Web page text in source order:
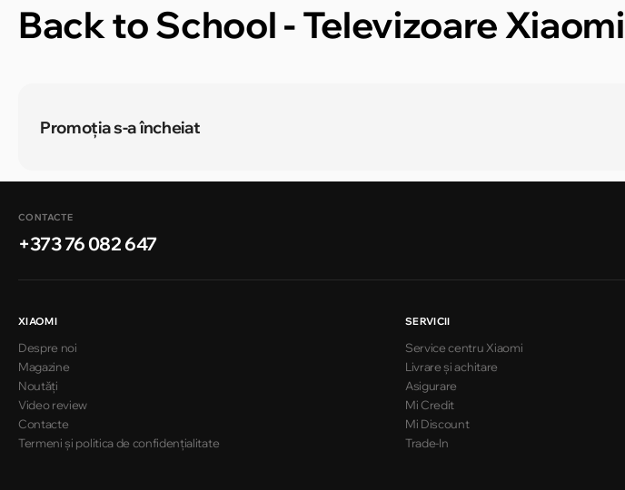
Back to School - Televizoare Xiaomi
Promoția s-a încheiat
CONTACTE
+373 76 082 647
XIAOMI
Despre noi
Magazine
Noutăți
Video review
Contacte
Termeni și politica de confidențialitate
SERVICII
Service centru Xiaomi
Livrare și achitare
Asigurare
Mi Credit
Mi Discount
Trade-In